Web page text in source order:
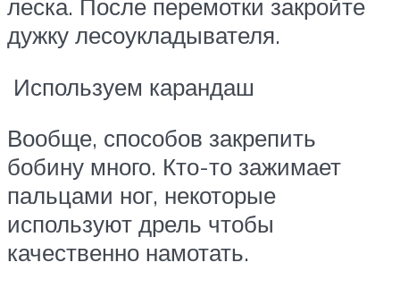
леска. После перемотки закройте
дужку лесоукладывателя.
Используем карандаш
Вообще, способов закрепить
бобину много. Кто-то зажимает
пальцами ног, некоторые
используют дрель чтобы
качественно намотать.